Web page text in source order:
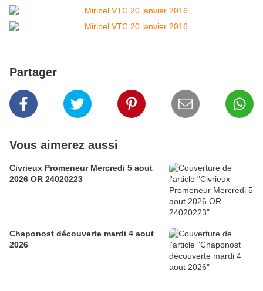
Partager
Vous aimerez aussi
Civrieux Promeneur Mercredi 5 aout
2026 OR 24020223
Chaponost découverte mardi 4 aout
2026